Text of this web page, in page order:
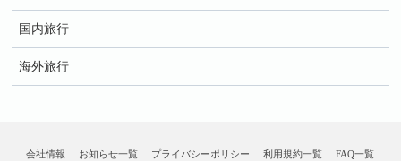
国内旅行
海外旅行
会社情報 お知らせ一覧 プライバシーポリシー 利用規約一覧
FAQ一覧